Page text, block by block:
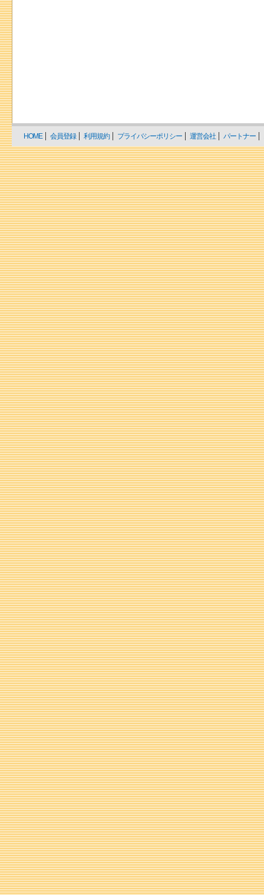
HOME 会員登録 利用規約 プライバシーポリシー 運営会社 パートナー